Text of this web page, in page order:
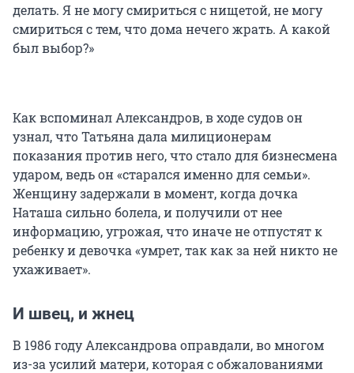
делать. Я не могу смириться с нищетой, не могу
смириться с тем, что дома нечего жрать. А какой
был выбор?»
Как вспоминал Александров, в ходе судов он
узнал, что Татьяна дала милиционерам
показания против него, что стало для бизнесмена
ударом, ведь он «старался именно для семьи».
Женщину задержали в момент, когда дочка
Наташа сильно болела, и получили от нее
информацию, угрожая, что иначе не отпустят к
ребенку и девочка «умрет, так как за ней никто не
ухаживает».
И швец, и жнец
В 1986 году Александрова оправдали, во многом
из-за усилий матери, которая с обжалованиями